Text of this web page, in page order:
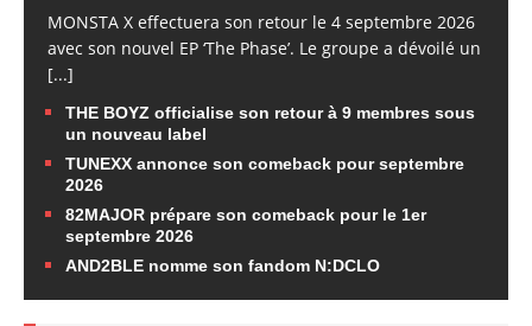
MONSTA X effectuera son retour le 4 septembre 2026
avec son nouvel EP ‘The Phase’. Le groupe a dévoilé un
[...]
THE BOYZ officialise son retour à 9 membres sous
un nouveau label
TUNEXX annonce son comeback pour septembre
2026
82MAJOR prépare son comeback pour le 1er
septembre 2026
AND2BLE nomme son fandom N:DCLO